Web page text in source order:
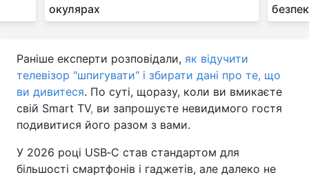
окулярах
Раніше експерти розповідали, як відучити
телевізор "шпигувати" і збирати дані про те, що
ви дивитеся. По суті, щоразу, коли ви вмикаєте
свій Smart TV, ви запрошуєте невидимого гостя
подивитися його разом з вами.
У 2026 році USB‑C став стандартом для
більшості смартфонів і гаджетів, але далеко не